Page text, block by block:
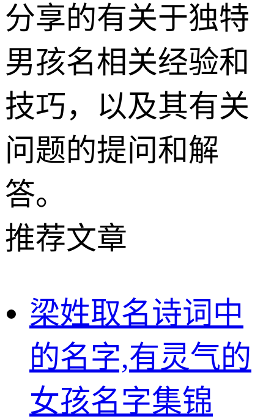
分享的有关于独特
男孩名相关经验和
技巧，以及其有关
问题的提问和解
答。
推荐文章
梁姓取名诗词中
的名字,有灵气的
女孩名字集锦